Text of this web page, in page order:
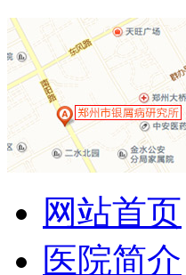
网站首页
医院简介